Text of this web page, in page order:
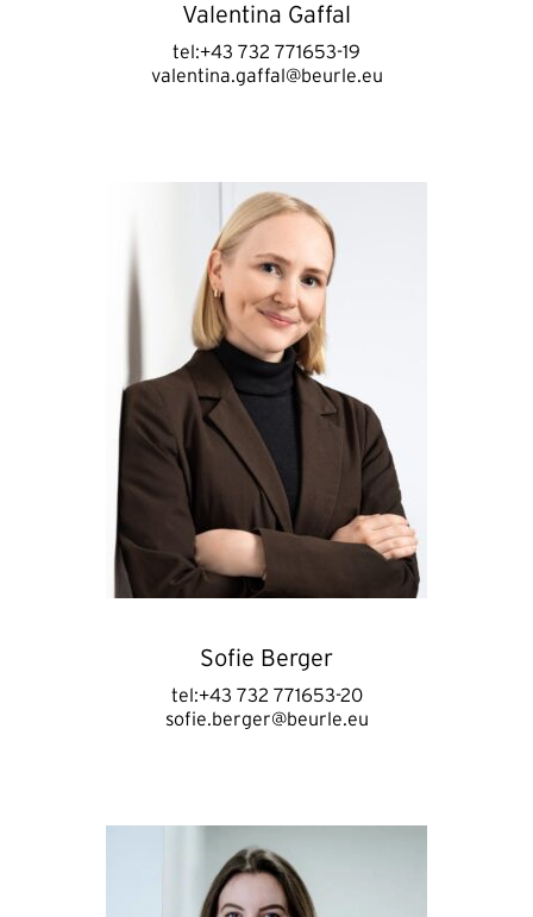
Valentina Gaffal
tel:+43 732 771653-19
valentina.gaffal@beurle.eu
Sofie Berger
tel:+43 732 771653-20
sofie.berger@beurle.eu